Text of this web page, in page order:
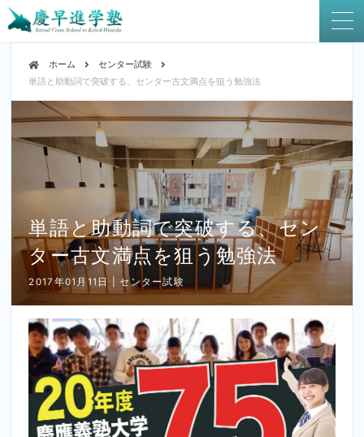
ホーム
センター試験
単語と助動詞で突破する、センター古文満点を狙う勉強法
単語と助動詞で突破する、セン
ター古文満点を狙う勉強法
2017年01月11日 | センター試験